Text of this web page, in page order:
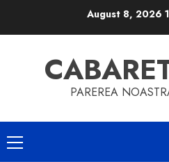
August 8, 2026
PAREREA
Primary